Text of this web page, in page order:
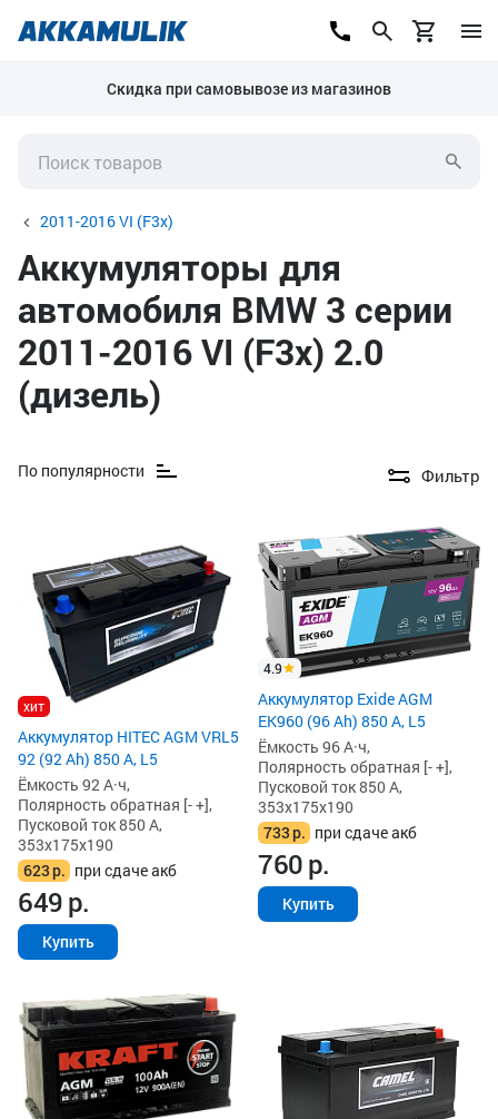
Скидка при самовывозе из магазинов
2011-2016 VI (F3x)
Аккумуляторы для
автомобиля BMW 3 серии
2011-2016 VI (F3x) 2.0
(дизель)
По популярности Фильтр
хит
Аккумулятор HITEC AGM VRL5
92 (92 Ah) 850 А, L5
Ёмкость 92 А·ч,
Полярность обратная [- +],
Пусковой ток 850 А,
353x175x190
623р. при сдаче акб
649р.
Купить
4.9
Аккумулятор Exide AGM
EK960 (96 Ah) 850 А, L5
Ёмкость 96 А·ч,
Полярность обратная [- +],
Пусковой ток 850 А,
353x175x190
733р. при сдаче акб
760р.
Купить